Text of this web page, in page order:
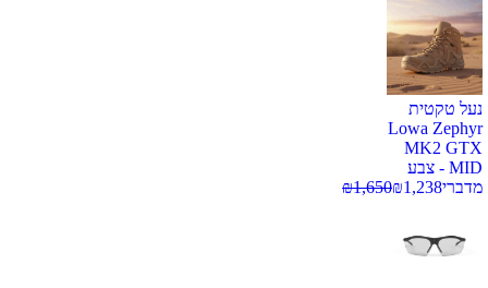
נעל טקטית
Lowa Zephyr
MK2 GTX
MID - צבע
מדברי
₪1,238
₪1,650